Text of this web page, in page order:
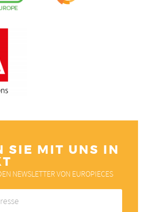
SIE MIT UNS IN
NEWSLETTER VON EUROPIECES